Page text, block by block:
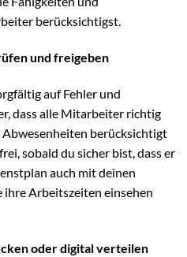
berücksichtigst.
und freigeben
auf Fehler und
dass alle Mitarbeiter richtig
berücksichtigt
sobald du sicher bist, dass er
auch mit deinen
Arbeitszeiten einsehen
oder digital verteilen